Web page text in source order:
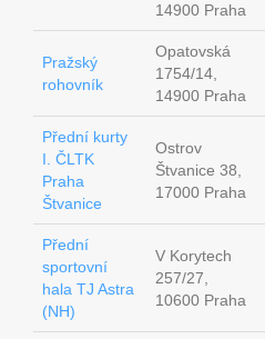
14900 Praha
Pražský
rohovník
Opatovská
1754/14,
14900 Praha
Přední kurty
I. ČLTK
Praha
Štvanice
Ostrov
Štvanice 38,
17000 Praha
Přední
sportovní
hala TJ Astra
(NH)
V Korytech
257/27,
10600 Praha